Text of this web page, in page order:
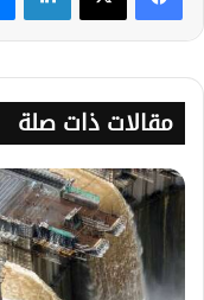
مقالات ذات صلة